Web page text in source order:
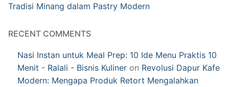
Tradisi Minang dalam Pastry Modern
RECENT COMMENTS
Nasi Instan untuk Meal Prep: 10 Ide Menu Praktis 10
Menit - Ralali - Bisnis Kuliner on Revolusi Dapur Kafe
Modern: Mengapa Produk Retort Mengalahkan